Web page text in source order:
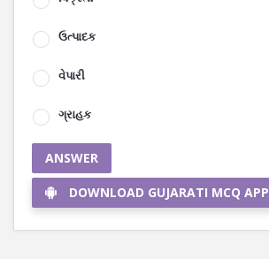
ઉત્પાદક
વેપારી
ગ્રાહક
ANSWER
DOWNLOAD GUJARATI MCQ APP